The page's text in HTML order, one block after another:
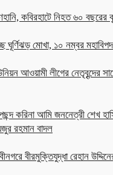
কবিরহাটে নিহত ৬০
ঘূর্ণিঝড় মোখা, ১০ নম্বর
আওয়ামী লীগের নেতৃবৃন্দের
করিনা আমি জননেত্রী শেখ
রহমান বাদল
বীরমুক্তিযুদ্ধা রেহান